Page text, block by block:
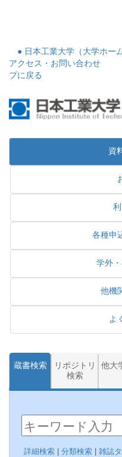
● 日本工業大学（大学ホー
アクセス・お問い合わせ
プに戻る
資
各種申
学外
他機
よ
蔵書検索
リポジトリ
検索
他大
詳細検索| 分類検索| 雑誌